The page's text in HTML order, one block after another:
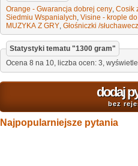
Orange - Gwarancja dobrej ceny Cosik
Siedmiu Wspanialych Visine - krople
MUZYKA Z GRY Głośniczki /
Statystyki tematu "1300 gram"
Ocena 8 na 10, liczba ocen: 3,
dodaj
bez
Najpopularniejsze pytania